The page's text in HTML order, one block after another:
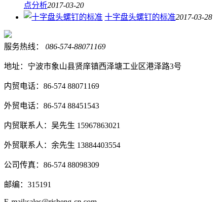
点分析2017-03-20
十字盘头螺钉的标准2017-03-28
服务热线： 086-574-88071169
地址：宁波市象山县贤庠镇西泽塘工业区港泽路3号
内贸电话：86-574 88071169
外贸电话：86-574 88451543
内贸联系人：吴先生 15967863021
外贸联系人：余先生 13884403554
公司传真：86-574 88098309
邮编：315191